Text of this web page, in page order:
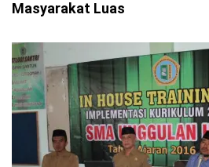
Masyarakat Luas